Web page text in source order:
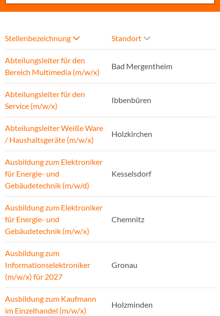
Stellenbezeichnung Standort
Abteilungsleiter für den
Bereich Multimedia (m/w/x)
Bad Mergentheim
Abteilungsleiter für den
Service (m/w/x)
Ibbenbüren
Abteilungsleiter Weiße Ware
/ Haushaltsgeräte (m/w/x)
Holzkirchen
Ausbildung zum Elektroniker
für Energie- und
Gebäudetechnik (m/w/d)
Kesselsdorf
Ausbildung zum Elektroniker
für Energie- und
Gebäudetechnik (m/w/x)
Chemnitz
Ausbildung zum
Informationselektroniker
(m/w/x) für 2027
Gronau
Ausbildung zum Kaufmann
im Einzelhandel (m/w/x)
Holzminden